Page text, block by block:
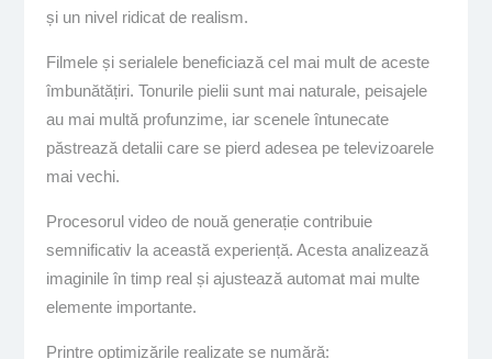
și un nivel ridicat de realism.
Filmele și serialele beneficiază cel mai mult de aceste
îmbunătățiri. Tonurile pielii sunt mai naturale, peisajele
au mai multă profunzime, iar scenele întunecate
păstrează detalii care se pierd adesea pe televizoarele
mai vechi.
Procesorul video de nouă generație contribuie
semnificativ la această experiență. Acesta analizează
imaginile în timp real și ajustează automat mai multe
elemente importante.
Printre optimizările realizate se numără: